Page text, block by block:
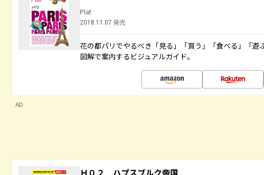
Plat
2018.11.07 発売
花の都パリでやるべき「見る」「買う」「食べる」「遊
図解で案内するビジュアルガイド。
AD
Ｈ０２ ハプスブルク帝国